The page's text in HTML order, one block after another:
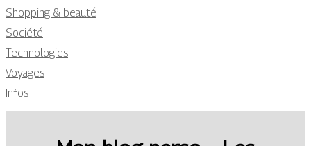
Shopping & beauté
Société
Technologies
Voyages
Infos